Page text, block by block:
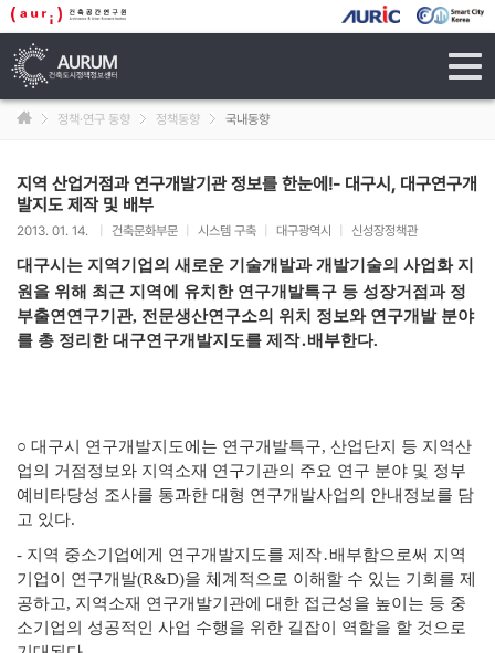
정책·연구 동향 정책동향 국내동향
지역 산업거점과 연구개발기관 정보를 한눈에!- 대구시, 대구연구개
발지도 제작 및 배부
2013. 01. 14. 건축문화부문 시스템 구축 대구광역시 신성장정책관
대구시는 지역기업의 새로운 기술개발과 개발기술의 사업화 지
원을 위해 최근 지역에 유치한 연구개발특구 등 성장거점과 정
부출연연구기관, 전문생산연구소의 위치 정보와 연구개발 분야
를 총 정리한 대구연구개발지도를 제작․배부한다.
○ 대구시 연구개발지도에는 연구개발특구, 산업단지 등 지역산
업의 거점정보와 지역소재 연구기관의 주요 연구 분야 및 정부
예비타당성 조사를 통과한 대형 연구개발사업의 안내정보를 담
고 있다.
- 지역 중소기업에게 연구개발지도를 제작․배부함으로써 지역
기업이
연구개발(R&D)을 체계적으로 이해할 수 있는 기회를 제
공하고, 지역소재 연구개발기관에 대한 접근성을 높이는 등 중
소기업의 성공적인
사업 수행을 위한 길잡이 역할을 할 것으로